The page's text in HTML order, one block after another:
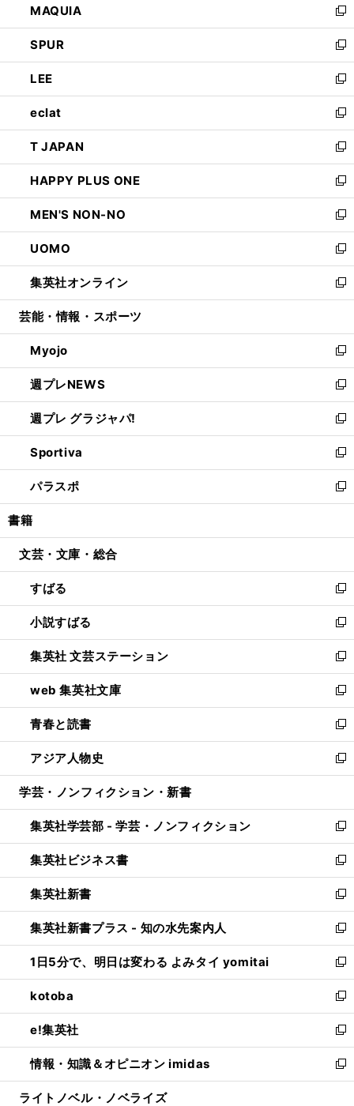
ド
ウ
で
開
く
ィ
ン
ド
ウ
で
開
く
い
ウ
ィ
ン
ド
ウ
で
開
く
MAQUIA
新
し
い
ウ
ィ
ン
ド
ウ
で
開
く
SPUR
新
し
い
ウ
ィ
ン
ド
ウ
で
開
く
LEE
新
し
い
ウ
ィ
ン
ド
ウ
で
開
く
eclat
新
し
い
ウ
ィ
ン
ド
ウ
で
開
く
T JAPAN
新
し
い
ウ
ィ
ン
ド
ウ
で
開
HAPPY PLUS ONE
新
し
い
ウ
ィ
ン
ド
ウ
開
く
MEN'S NON-NO
新
し
い
ウ
ィ
ン
ウ
で
開
く
UOMO
新
し
い
ウ
ン
ド
ウ
で
開
く
集英社オンライン
新
し
ウ
ィ
ン
ド
ウ
で
開
く
芸能・情報・スポーツ
Myojo
新
し
い
ウ
ィ
ン
ド
ウ
で
開
週プレNEWS
新
し
い
ウ
ィ
ン
ド
ウ
開
週プレ グラジャパ!
新
し
い
ウ
ィ
ン
ウ
開
く
Sportiva
新
し
い
ウ
ン
ウ
で
開
く
パラスポ
新
し
ウ
ン
ド
ウ
で
開
く
書籍
文芸・文庫・総合
すばる
新
し
い
ウ
ィ
ン
ド
ウ
で
開
く
小説すばる
新
し
い
ウ
ィ
ン
ド
ウ
で
開
集英社 文芸ステーション
新
し
い
ウ
ィ
ン
ド
ウ
開
く
web 集英社文庫
新
し
い
ウ
ィ
ン
ウ
で
開
く
青春と読書
新
し
い
ウ
ン
ド
ウ
で
開
く
アジア人物史
新
し
ウ
ィ
ン
ド
ウ
で
開
く
学芸・ノンフィクション・新書
集英社学芸部 - 学芸・ノンフィクション
新
し
い
ウ
ィ
ン
ド
ウ
で
開
く
集英社ビジネス書
新
し
い
ウ
ィ
ン
ド
ウ
で
開
く
集英社新書
新
し
い
ウ
ィ
ン
ド
ウ
で
開
く
集英社新書プラス - 知の水先案内人
新
し
い
ウ
ィ
ン
ド
ウ
で
開
1日5分で、明日は変わる よみタイ yomitai
新
し
い
ウ
ィ
ン
ド
ウ
kotoba
新
し
い
ウ
ィ
ン
e!集英社
新
し
い
ウ
情報・知識＆オピニオン imidas
新
し
ライトノベル・ノベライズ